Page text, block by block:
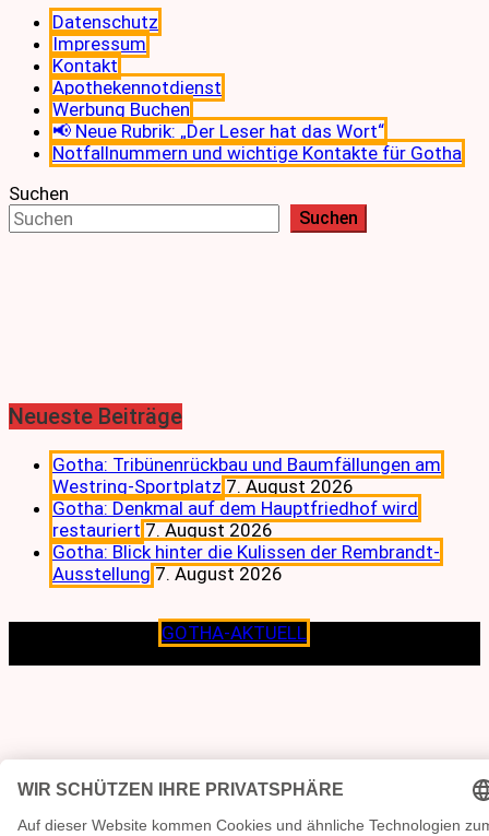
Datenschutz
Impressum
Kontakt
Apothekennotdienst
Werbung Buchen
📢 Neue Rubrik: „Der Leser hat das Wort“
Notfallnummern und wichtige Kontakte für Gotha
Suchen
Suchen
Neueste Beiträge
Gotha: Tribünenrückbau und Baumfällungen am
Westring-Sportplatz 7. August 2026
Gotha: Denkmal auf dem Hauptfriedhof wird
restauriert 7. August 2026
Gotha: Blick hinter die Kulissen der Rembrandt-
Ausstellung 7. August 2026
GOTHA-AKTUELL
Lokalen verpflichtet.